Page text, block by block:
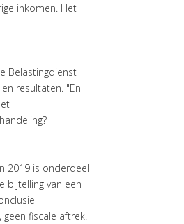
inkomen. Het
Belastingdienst
resultaten. "En
2019 is onderdeel
bijtelling van een
fiscale aftrek.